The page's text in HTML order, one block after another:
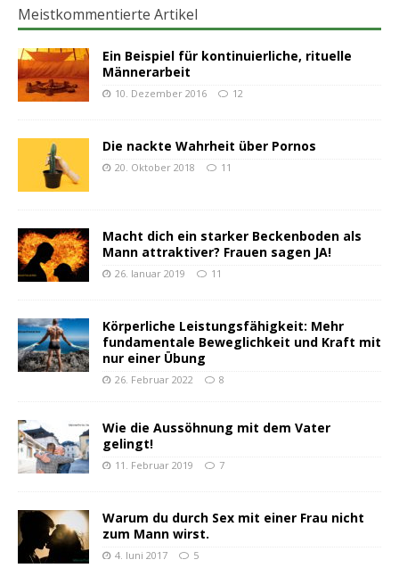
Meistkommentierte Artikel
Ein Beispiel für kontinuierliche, rituelle
Männerarbeit
10. Dezember 2016 12
Die nackte Wahrheit über Pornos
20. Oktober 2018 11
Macht dich ein starker Beckenboden als
Mann attraktiver? Frauen sagen JA!
26. Januar 2019 11
Körperliche Leistungsfähigkeit: Mehr
fundamentale Beweglichkeit und Kraft mit
nur einer Übung
26. Februar 2022 8
Wie die Aussöhnung mit dem Vater
gelingt!
11. Februar 2019 7
Warum du durch Sex mit einer Frau nicht
zum Mann wirst.
4. Juni 2017 5